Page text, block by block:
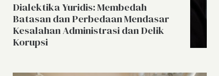
Dialektika Yuridis: Membedah
Batasan dan Perbedaan Mendasar
Kesalahan Administrasi dan Delik
Korupsi